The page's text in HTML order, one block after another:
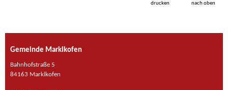
drucken nach oben
Gemeinde Marklkofen
Bahnhofstraße 5
84163 Marklkofen